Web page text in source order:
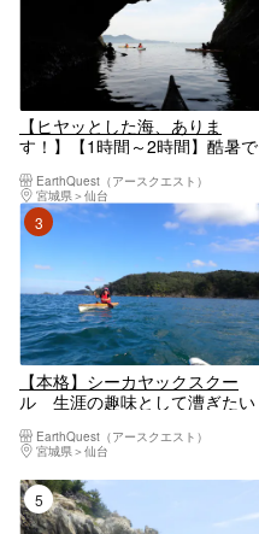
【ヒヤッとした海、ありま
す！】【1時間～2時間】酷暑で
低い宮城の海でカヤック体験(宮
城県女川町）
EarthQuest（アースクエスト）
宮城県
仙台
3位
【本格】シーカヤックスクー
ル 生涯の趣味として漕ぎたい
石巻・女川
EarthQuest（アースクエスト）
宮城県
仙台
5位